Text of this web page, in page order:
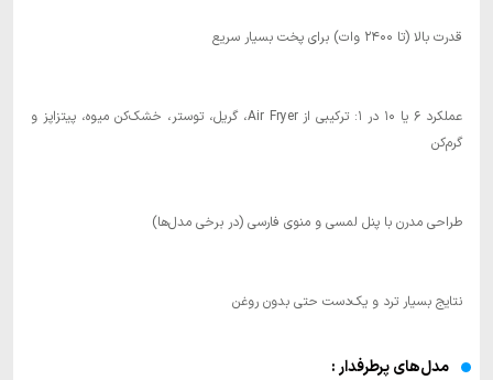
قدرت بالا (تا ۲۴۰۰ وات) برای پخت بسیار سریع
عملکرد ۶ یا ۱۰ در ۱: ترکیبی از Air Fryer، گریل، توستر، خشک‌کن میوه، پیتزاپز و
گرم‌کن
طراحی مدرن با پنل لمسی و منوی فارسی (در برخی مدل‌ها)
نتایج بسیار ترد و یک‌دست حتی بدون روغن
مدل‌های پرطرفدار :